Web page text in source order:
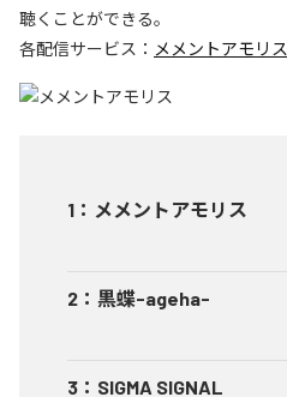
聴くことができる。
各配信サービス： メメントアモリス
1 ： メメントアモリス
2 ： 黒蝶-ageha-
3 ： SIGMA SIGNAL